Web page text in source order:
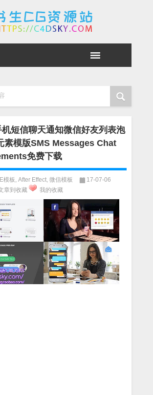
短信聊天通知微信好友列表泡
素模版SMS Messages Chat
免费下载
模板 After Effect 微信模板
17-07-06
章到收藏 我的收藏